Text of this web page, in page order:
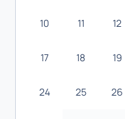
10 11 12
17 18 19
24 25 26